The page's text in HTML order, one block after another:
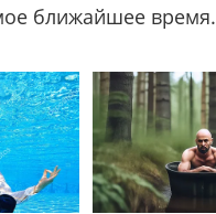
ближайшее время.